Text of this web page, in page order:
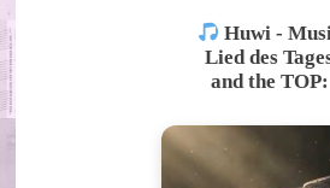
Huwi -
Lied des
and the TOP: